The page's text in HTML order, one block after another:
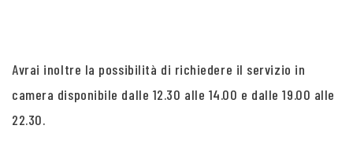
Avrai inoltre la possibilità di richiedere il servizio in
camera disponibile dalle 12.30 alle 14.00 e dalle 19.00 alle
22.30.